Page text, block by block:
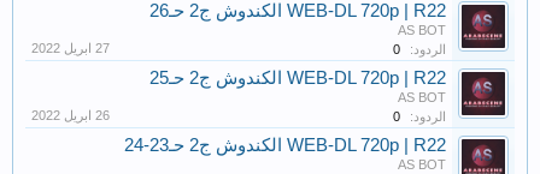
WEB-DL 720p | R22 الكندوش ج2 حـ26
AS BOT
الردود:
0
WEB-DL 720p | R22 الكندوش ج2 حـ25
AS BOT
الردود:
0
WEB-DL 720p | R22 الكندوش ج2 حـ23-24
AS BOT